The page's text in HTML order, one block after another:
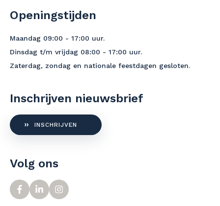
Openingstijden
Maandag 09:00 - 17:00 uur.
Dinsdag t/m vrijdag 08:00 - 17:00 uur.
Zaterdag, zondag en nationale feestdagen gesloten.
Inschrijven nieuwsbrief
INSCHRIJVEN
Volg ons